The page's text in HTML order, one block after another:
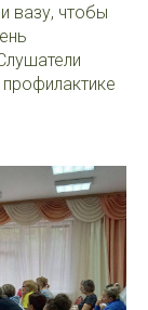
вазу, чтобы